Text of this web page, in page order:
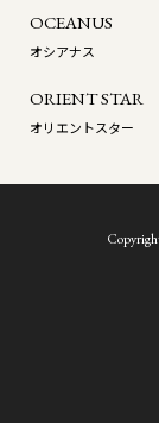
OCEANUS
オシアナス
ORIENT STAR
オリエントスター